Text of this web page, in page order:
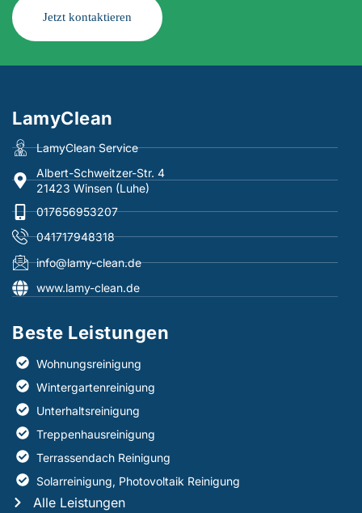
Jetzt kontaktieren
LamyClean
LamyClean Service
Albert-Schweitzer-Str. 4
21423 Winsen (Luhe)
017656953207
041717948318
info@lamy-clean.de
www.lamy-clean.de
Beste Leistungen​
Wohnungsreinigung
Wintergartenreinigung
Unterhaltsreinigung
Treppenhausreinigung
Terrassendach Reinigung
Solarreinigung, Photovoltaik Reinigung
Alle Leistungen